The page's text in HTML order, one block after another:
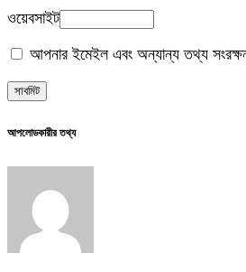
ওয়েবসাইট
আপনার ইমেইল এবং অন্যান্য তথ্য
আপলোডকারীর তথ্য